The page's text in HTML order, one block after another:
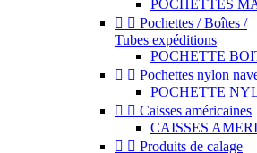
POCHETTES
  Pochettes / Boîtes /
Tubes expéditions
POCHETTE
  Pochettes nylon
POCHETTE
  Caisses américaines
CAISSES
  Produits de calage